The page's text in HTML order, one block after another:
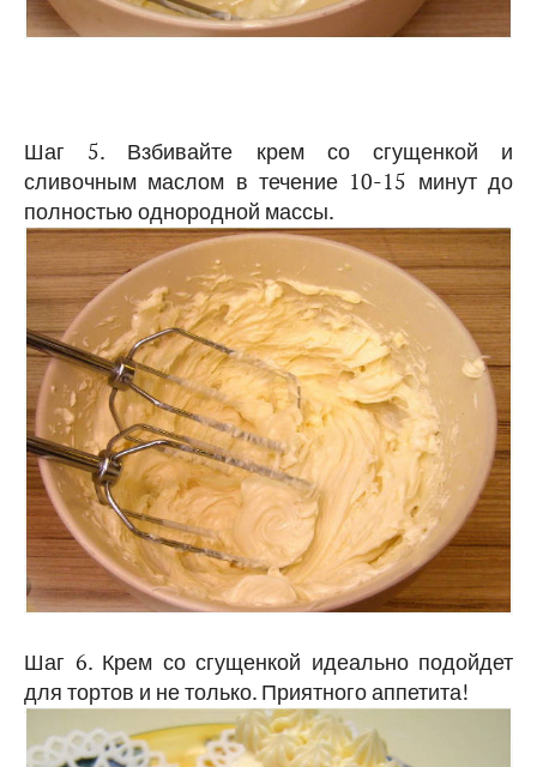
Шаг 5. Взбивайте крем со сгущенкой и
сливочным маслом в течение 10-15 минут до
полностью однородной массы.
Шаг 6. Крем со сгущенкой идеально подойдет
для тортов и не только. Приятного аппетита!